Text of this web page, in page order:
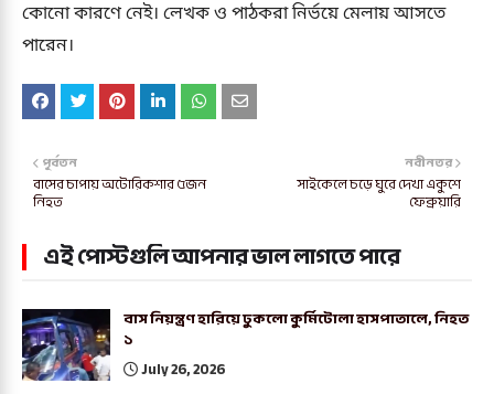
কোনো কারণে নেই। লেখক ও পাঠকরা নির্ভয়ে মেলায় আসতে
পারেন।
নবীনতর
সাইকেলে চড়ে ঘুরে দেখা একুশে
ফেব্রুয়ারি
পূর্বতন
বাসের চাপায় অটোরিকশার ৫জন
নিহত
এই পোস্টগুলি আপনার ভাল লাগতে পারে
বাস নিয়ন্ত্রণ হারিয়ে ঢুকলো কুর্মিটোলা হাসপাতালে, নিহত
১
July 26, 2026